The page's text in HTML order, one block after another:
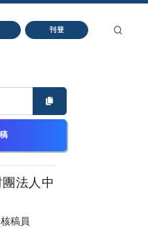
刊登
法人中
稿員